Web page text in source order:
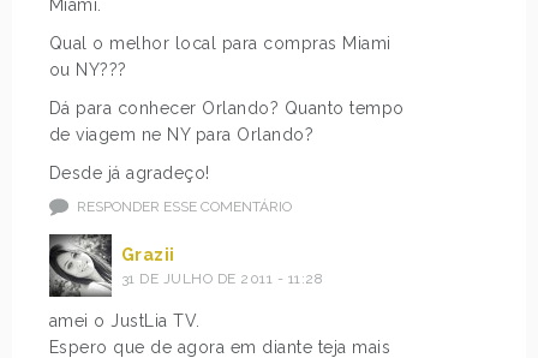
Miami.
Qual o melhor local para compras Miami
ou NY???
Dá para conhecer Orlando? Quanto tempo
de viagem ne NY para Orlando?
Desde já agradeço!
RESPONDER ESSE COMENTÁRIO
Grazii
31 DE JULHO DE 2011 - 11:28
amei o JustLia TV.
Espero que de agora em diante teja mais